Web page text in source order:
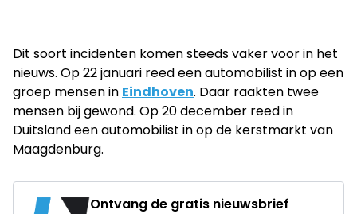
Dit soort incidenten komen steeds vaker voor in het
nieuws. Op 22 januari reed een automobilist in op een
groep mensen in Eindhoven. Daar raakten twee
mensen bij gewond. Op 20 december reed in
Duitsland een automobilist in op de kerstmarkt van
Maagdenburg.
Ontvang de gratis nieuwsbrief